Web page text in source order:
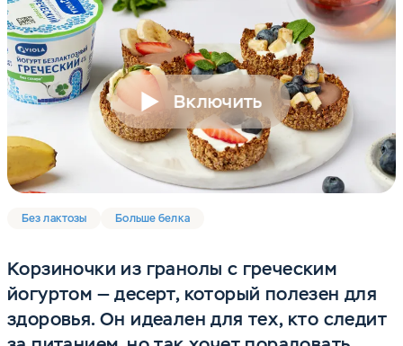
Без лактозы Больше белка
Включить
Корзиночки из гранолы с греческим
йогуртом — десерт, который полезен для
здоровья. Он идеален для тех, кто следит